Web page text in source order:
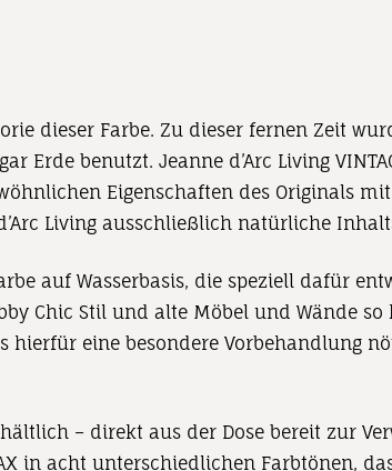
dieser Farbe. Zu dieser fernen Zeit
Erde benutzt. Jeanne d’Arc Living
Eigenschaften des Originals
Living ausschließlich natürliche
auf Wasserbasis, die speziell dafür
Chic Stil und alte Möbel und Wände
eine besondere Vorbehandlung
– direkt aus der Dose bereit zur
in acht unterschiedlichen Farbtönen,